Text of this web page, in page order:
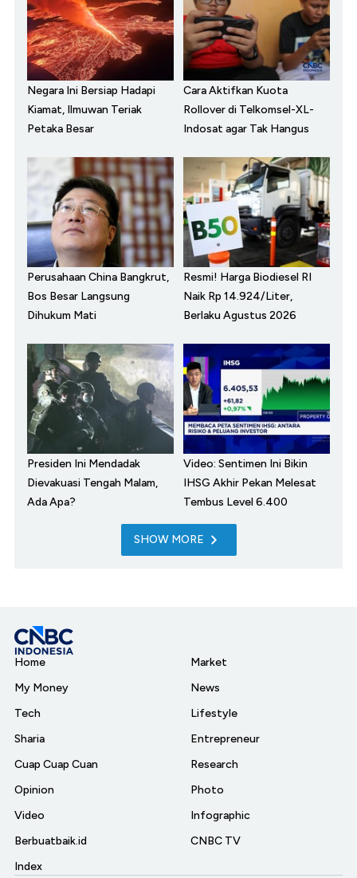
Negara Ini Bersiap Hadapi
Kiamat, Ilmuwan Teriak
Petaka Besar
Cara Aktifkan Kuota
Rollover di Telkomsel-XL-
Indosat agar Tak Hangus
Perusahaan China Bangkrut,
Bos Besar Langsung
Dihukum Mati
Resmi! Harga Biodiesel RI
Naik Rp 14.924/Liter,
Berlaku Agustus 2026
Presiden Ini Mendadak
Dievakuasi Tengah Malam,
Ada Apa?
Video: Sentimen Ini Bikin
IHSG Akhir Pekan Melesat
Tembus Level 6.400
SHOW MORE
Home
My Money
Tech
Sharia
Cuap Cuap Cuan
Opinion
Video
Berbuatbaik.id
Index
Market
News
Lifestyle
Entrepreneur
Research
Photo
Infographic
CNBC TV